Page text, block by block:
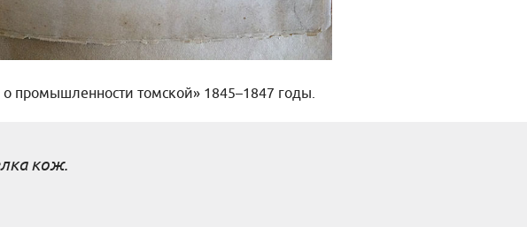
о промышленности томской» 1845–1847 годы.
кож.